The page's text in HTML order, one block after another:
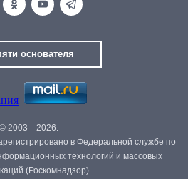
основателя
© 2003—2026.
в Федеральной службе по
технологий и массовых
(Роскомнадзор).